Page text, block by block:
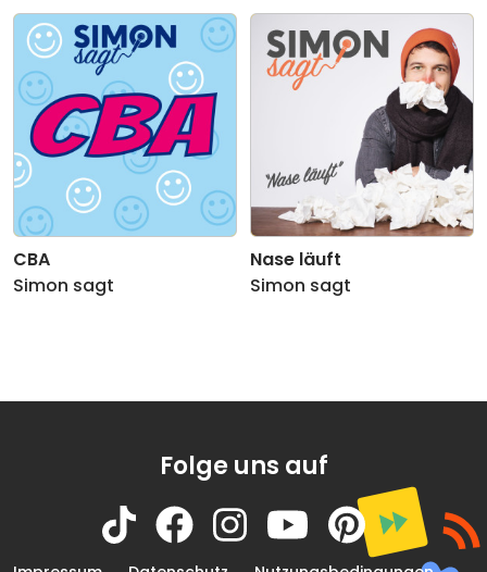
CBA
Simon sagt
Nase läuft
Simon sagt
Folge uns auf